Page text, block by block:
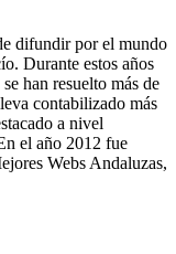
difundir por el mundo
Durante estos años
han resuelto más de
contabilizado más
a nivel
el año 2012 fue
Webs Andaluzas,